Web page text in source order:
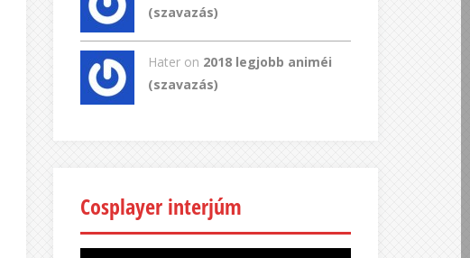
(szavazás)
Hater on 2018 legjobb animéi
(szavazás)
Cosplayer interjúm